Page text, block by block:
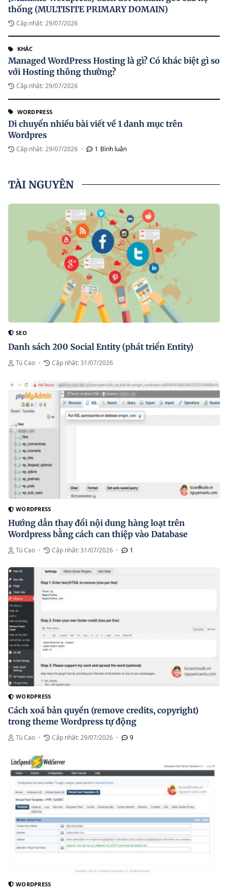
thống (MULTISITE PRIMARY DOMAIN)
Cập nhật: 29/07/2026
KHÁC
Managed WordPress Hosting là gì? Có khác biệt gì so
với Hosting thông thường?
Cập nhật: 29/07/2026
WORDPRESS
Di chuyển nhiều bài viết về 1 danh mục trên
Wordpres
Cập nhật: 29/07/2026 • 1 Bình luận
TÀI NGUYÊN
SEO
Danh sách 200 Social Entity (phát triển Entity)
Tú Cao • Cập nhật: 31/07/2026
WORDPRESS
Hướng dẫn thay đổi nội dung hàng loạt trên
Wordpress bằng cách can thiệp vào Database
Tú Cao • Cập nhật: 31/07/2026 • 1
WORDPRESS
Cách xoá bản quyền (remove credits, copyright)
trong theme Wordpress tự động
Tú Cao • Cập nhật: 29/07/2026 • 9
WORDPRESS